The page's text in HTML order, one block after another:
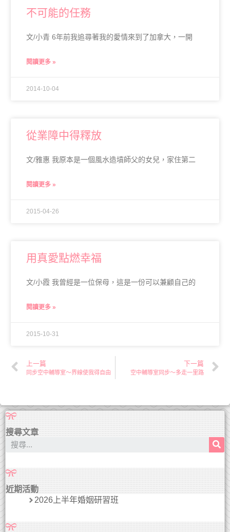
不可能的任務
文/小青 6年前我追尋著我的愛情來到了加拿大，一開
閱讀更多 »
2014-10-04
從業障中得釋放
文/雅惠 我原本是一個風水造墳師父的女兒，家住第二
閱讀更多 »
2015-04-26
用真愛點燃幸福
文/小霞 我曾經是一位保母，這是一份可以兼顧自己的
閱讀更多 »
2015-10-31
上一篇
同步空中輔導室～界線使我得自由
下一篇
空中輔導室同步～多走一里路
搜尋文章
近期活動
2026上半年婚姻研習班